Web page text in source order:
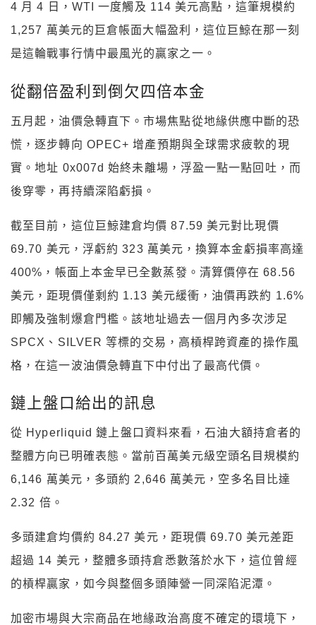
4 月 4 日，WTI 一度觸及 114 美元高點，這筆規模約
1,257 萬美元的巨倉帳面大幅盈利，這位巨鯨在那一刻
是這輪戰事行情中最風光的贏家之一。
從翻倍盈利到倒欠四倍本金
五月起，油價急轉直下。市場焦點從地緣供應中斷的恐
慌，逐步轉向 OPEC+ 增產預期與全球需求疲軟的現
實。地址 0x007d 始終未離場，浮盈一點一點回吐，而
後穿零，再持續深陷虧損。
截至目前，這位巨鯨建倉均價 87.59 美元對比現價
69.70 美元，浮虧約 323 萬美元，換算本金虧損率高達
400%，帳面上本金早已全數蒸發。清算價停在 68.56
美元，距現價僅剩約 1.13 美元緩衝，油價再跌約 1.6%
即觸及強制爆倉門檻。該地址過去一個月內多次涉足
SPCX、SILVER 等標的交易，高槓桿跨資產的操作風
格，在這一波油價急轉直下中付出了最高代價。
鏈上盤口給出的訊息
從 Hyperliquid 鏈上盤口資料來看，石油大額持倉者的
整體方向已明確表態。當前百萬美元級空頭名目規模約
6,146 萬美元，多頭約 2,646 萬美元，空多名目比達
2.32 倍。
多頭建倉均價約 84.27 美元，距現價 69.70 美元差距
超過 14 美元，整體多頭持倉悉數落於水下，這位曾經
的槓桿贏家，如今與整個多頭陣營一同深陷泥潭。
加密市場與大宗商品在地緣政治高度不確定的環境下，